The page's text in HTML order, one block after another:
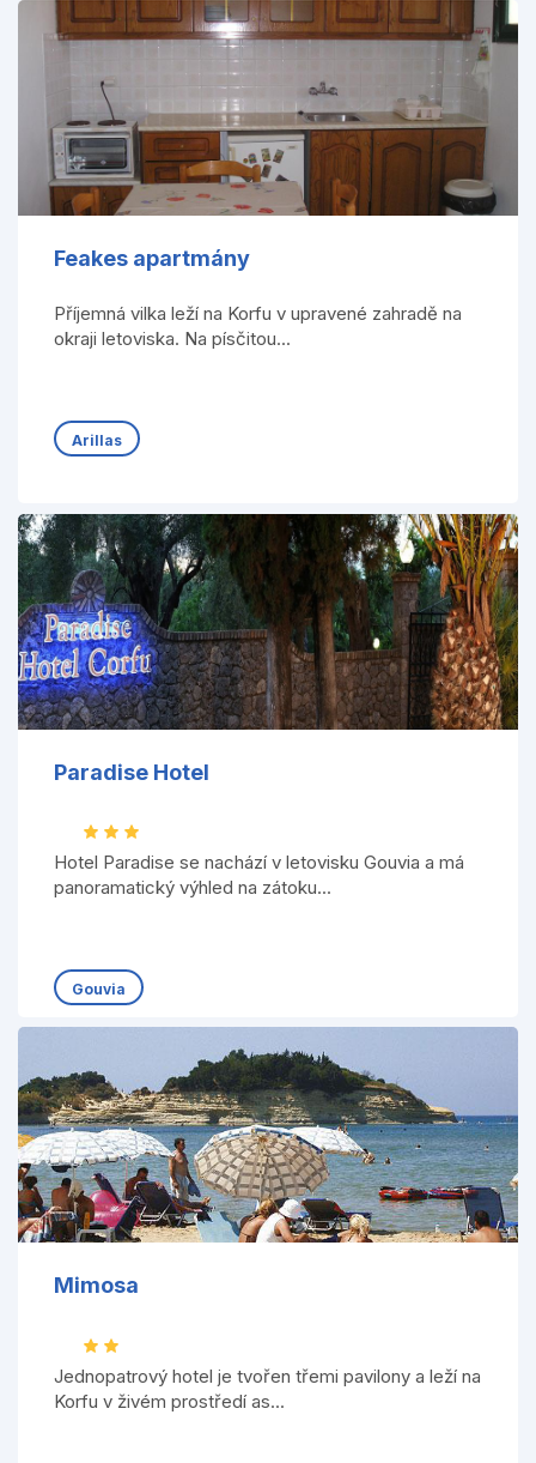
Feakes apartmány
Příjemná vilka leží na Korfu v upravené zahradě na
okraji letoviska. Na písčitou...
Arillas
Paradise Hotel
Hotel Paradise se nachází v letovisku Gouvia a má
panoramatický výhled na zátoku...
Gouvia
Mimosa
Jednopatrový hotel je tvořen třemi pavilony a leží na
Korfu v živém prostředí as...